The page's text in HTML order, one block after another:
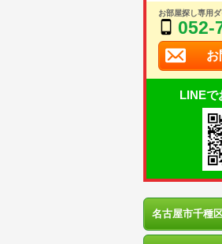
お部屋探し専用
052-
お
LINEで
名古屋市千種